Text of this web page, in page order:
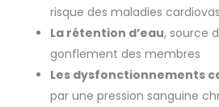
risque des maladies
La rétention d’eau, source
gonflement des membres
Les dysfonctionnements
par une pression sanguine